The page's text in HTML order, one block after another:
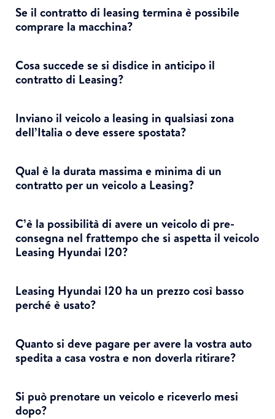
Se il contratto di leasing termina è possibile
comprare la macchina?
Cosa succede se si disdice in anticipo il
contratto di Leasing?
Inviano il veicolo a leasing in qualsiasi zona
dell’Italia o deve essere spostata?
Qual è la durata massima e minima di un
contratto per un veicolo a Leasing?
C’è la possibilità di avere un veicolo di pre-
consegna nel frattempo che si aspetta il veicolo
Leasing Hyundai I20?
Leasing Hyundai I20 ha un prezzo così basso
perché è usato?
Quanto si deve pagare per avere la vostra auto
spedita a casa vostra e non doverla ritirare?
Si può prenotare un veicolo e riceverlo mesi
dopo?